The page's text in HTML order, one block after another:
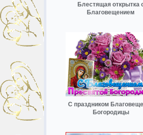
Блестящая открытка
Благовещением
С праздником
Богородицы